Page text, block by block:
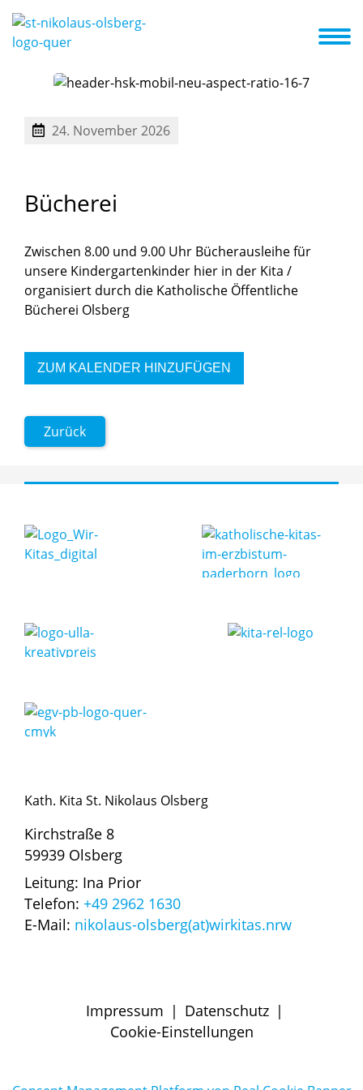
Infos zum Kindergarten Termine
24. November 2026
Bücherei
Zwischen 8.00 und 9.00 Uhr Bücherausleihe für
unsere Kindergartenkinder hier in der Kita /
organisiert durch die Katholische Öffentliche
Bücherei Olsberg
ZUM KALENDER HINZUFÜGEN
Zurück
Kath. Kita St. Nikolaus Olsberg
Kirchstraße 8
59939 Olsberg
Leitung: Ina Prior
Telefon: +49 2962 1630
E-Mail: nikolaus-olsberg(at)wirkitas.nrw
Impressum | Datenschutz |
Cookie-Einstellungen